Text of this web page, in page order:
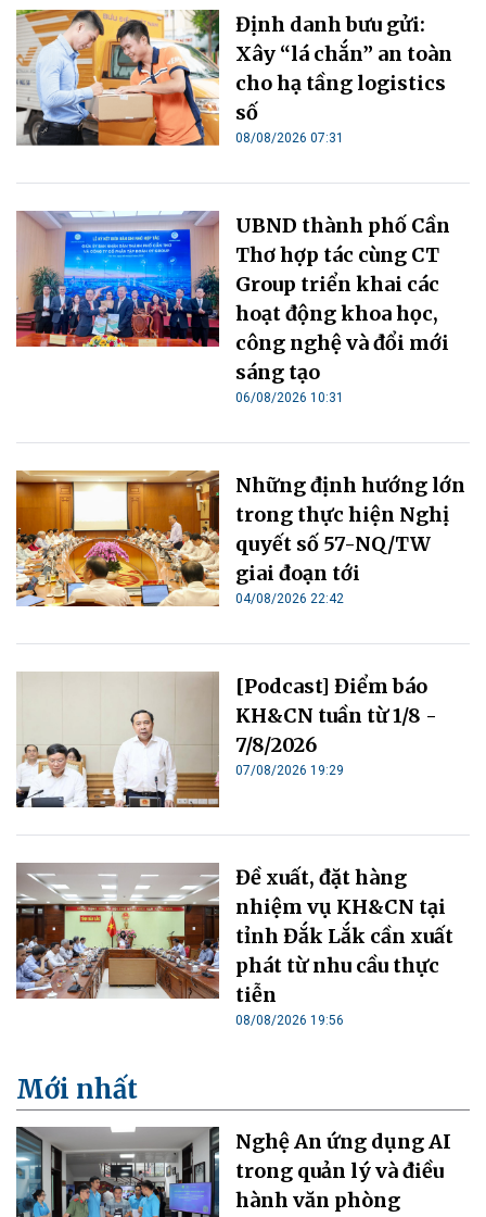
Định danh bưu gửi:
Xây “lá chắn” an toàn
cho hạ tầng logistics
số
08/08/2026 07:31
UBND thành phố Cần
Thơ hợp tác cùng CT
Group triển khai các
hoạt động khoa học,
công nghệ và đổi mới
sáng tạo
06/08/2026 10:31
Những định hướng lớn
trong thực hiện Nghị
quyết số 57-NQ/TW
giai đoạn tới
04/08/2026 22:42
[Podcast] Điểm báo
KH&CN tuần từ 1/8 -
7/8/2026
07/08/2026 19:29
Đề xuất, đặt hàng
nhiệm vụ KH&CN tại
tỉnh Đắk Lắk cần xuất
phát từ nhu cầu thực
tiễn
08/08/2026 19:56
Mới nhất
Nghệ An ứng dụng AI
trong quản lý và điều
hành văn phòng